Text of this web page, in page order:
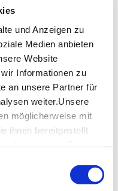
und Anzeigen zu
Medien anbieten
Website
Informationen zu
an unsere Partner für
weiter.Unsere
möglicherweise mit
ihnen bereitgestellt